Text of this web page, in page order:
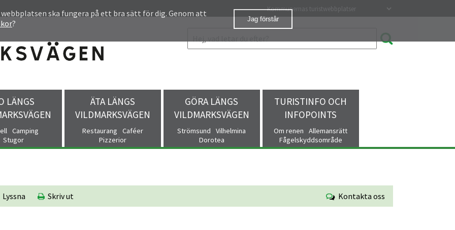
ska fungera på ett bra sätt för dig. Genom att
? Jag förstår
Våra turistwebbplatser
LÄNGS
Camping
Stugor
ÄTA LÄNGS
VILDMARKSVÄGEN
Restaurang
Caféer
Pizzerior
GÖRA LÄNGS
VILDMARKSVÄGEN
Strömsund
Vilhelmina
Dorotea
TURISTINFO OCH
INFOPOINTS
Om renen
Allemansrätt
Fågelskyddsområde
Lyssna Skriv ut Kontakta oss